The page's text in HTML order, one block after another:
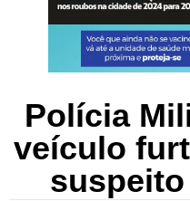
Polícia
veículo